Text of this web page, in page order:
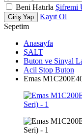
Beni Hatırla Şifremi
Giriş Yap
Kayıt Ol
Sepetim
Anasayfa
ŞALT
Buton ve Sinyal
Acil Stop Buton
Emas